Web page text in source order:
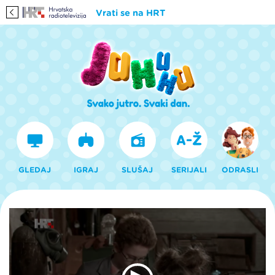
Vrati se na HRT
GLEDAJ IGRAJ SLUŠAJ SERIJALI ODRASLI